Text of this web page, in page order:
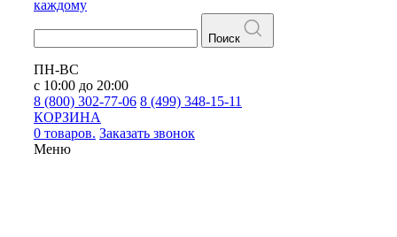
каждому
Поиск
ПН-ВС
с 10:00 до 20:00
8 (800) 302-77-06 8 (499) 348-15-11
КОРЗИНА
0 товаров. Заказать звонок
Меню